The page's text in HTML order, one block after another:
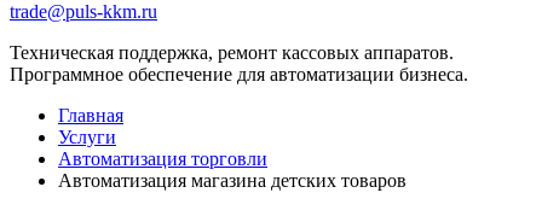
trade@puls-kkm.ru
Техническая поддержка, ремонт кассовых аппаратов.
Программное обеспечение для автоматизации бизнеса.
Главная
Услуги
Автоматизация торговли
Автоматизация магазина детских товаров